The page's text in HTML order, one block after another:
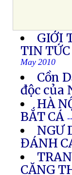
GIỚI
TIN
May 2010
Cồn
độc của
HÀ
BẮT CÁ
NGƯ
ĐÁNH
CĂNG